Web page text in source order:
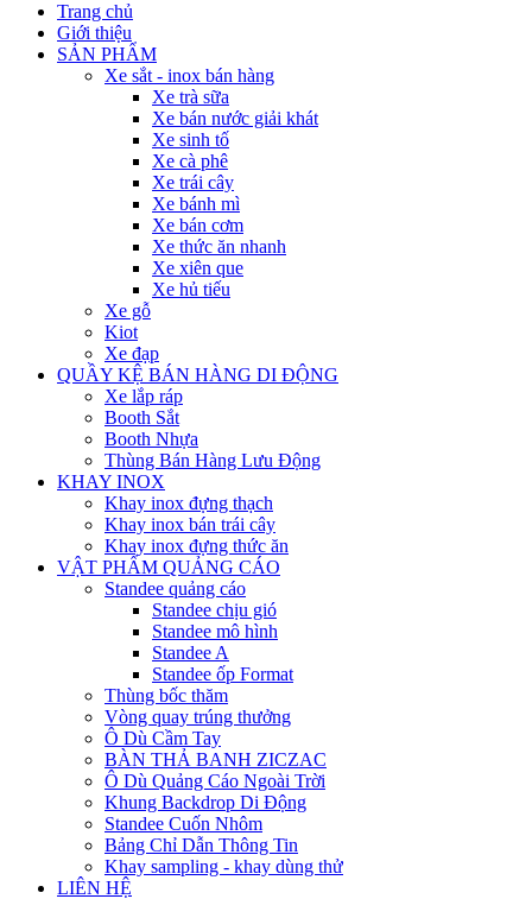
Trang chủ
Giới thiệu
SẢN PHẨM
Xe sắt - inox bán hàng
Xe trà sữa
Xe bán nước giải khát
Xe sinh tố
Xe cà phê
Xe trái cây
Xe bánh mì
Xe bán cơm
Xe thức ăn nhanh
Xe xiên que
Xe hủ tiếu
Xe gỗ
Kiot
Xe đạp
QUẦY KỆ BÁN HÀNG DI ĐỘNG
Xe lắp ráp
Booth Sắt
Booth Nhựa
Thùng Bán Hàng Lưu Động
KHAY INOX
Khay inox đựng thạch
Khay inox bán trái cây
Khay inox đựng thức ăn
VẬT PHẨM QUẢNG CÁO
Standee quảng cáo
Standee chịu gió
Standee mô hình
Standee A
Standee ốp Format
Thùng bốc thăm
Vòng quay trúng thưởng
Ô Dù Cầm Tay
BÀN THẢ BANH ZICZAC
Ô Dù Quảng Cáo Ngoài Trời
Khung Backdrop Di Động
Standee Cuốn Nhôm
Bảng Chỉ Dẫn Thông Tin
Khay sampling - khay dùng thử
LIÊN HỆ